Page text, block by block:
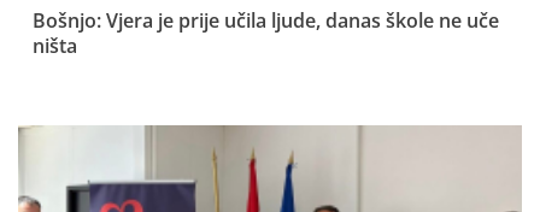
Bošnjo: Vjera je prije učila ljude, danas škole ne uče
ništa